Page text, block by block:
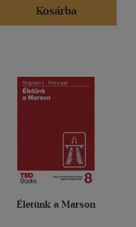
Kosárba
Életünk a Marson